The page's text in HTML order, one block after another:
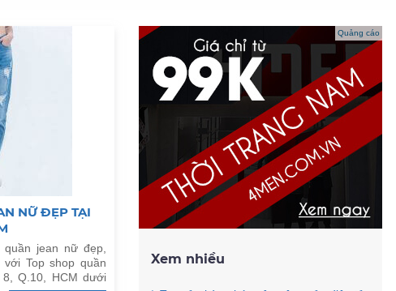
NỮ ĐẸP TẠI
jean nữ đẹp,
Top shop quần
Q.10, HCM dưới
Quảng cáo
Xem nhiều